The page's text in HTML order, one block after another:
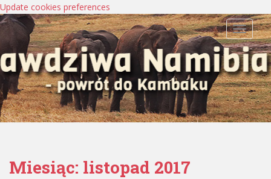
Update cookies preferences
Miesiąc: listopad 2017